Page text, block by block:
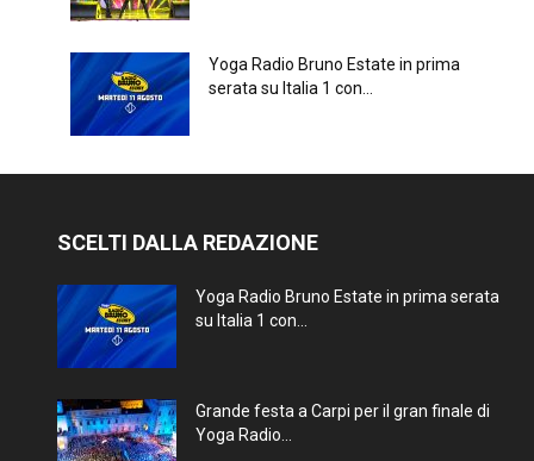
Yoga Radio Bruno Estate in prima
serata su Italia 1 con...
SCELTI DALLA REDAZIONE
Yoga Radio Bruno Estate in prima serata
su Italia 1 con...
Grande festa a Carpi per il gran finale di
Yoga Radio...